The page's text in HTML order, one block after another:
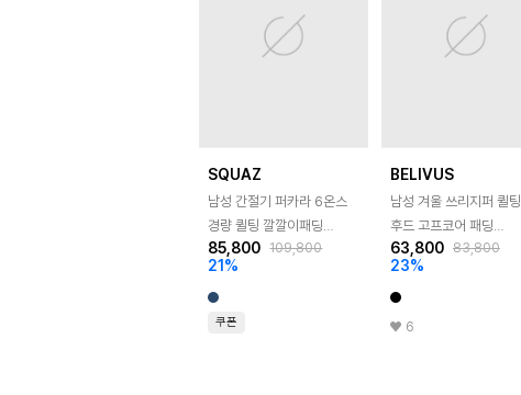
SQUAZ
남성 간절기 퍼카라 6온스
경량 퀼팅 깔깔이패딩
SDC002
85,800 109,800
21 %
쿠폰
BELIVUS
남성 겨울 쓰리지퍼 퀼팅
후드 고프코어 패딩
BRAT121
63,800 83,800
23%
6